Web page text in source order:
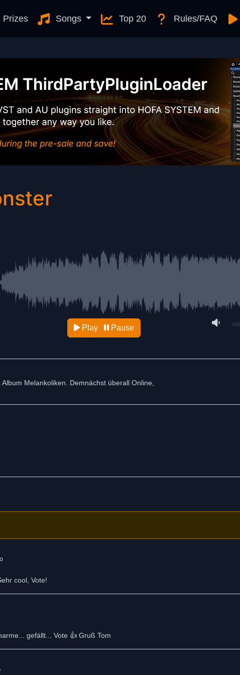
Prizes Songs Top 20 Rules/FAQ
Play Pause
Melankoliken. Demnächst überall Online,
cool, Vote!
gefällt... Vote 👍 Gruß Tom